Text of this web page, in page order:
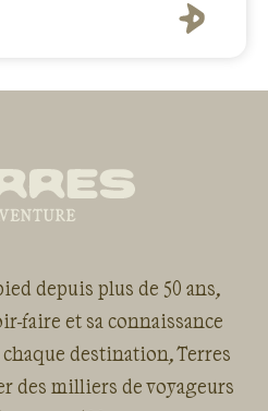
depuis plus de 50 ans,
faire et sa connaissance
destination, Terres
des milliers de voyageurs